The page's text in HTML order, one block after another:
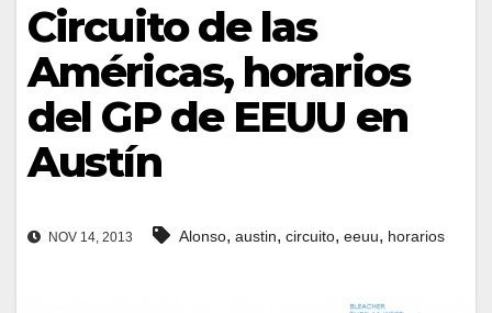
Circuito de las
Américas, horarios
del GP de EEUU en
Austín
NOV 14, 2013 Alonso, austin, circuito, eeuu, horarios